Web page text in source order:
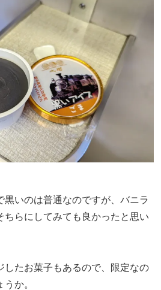
黒いのは普通なのですが、バニラ
ちらにしてみても良かったと思い
したお菓子もあるので、限定なの
か。